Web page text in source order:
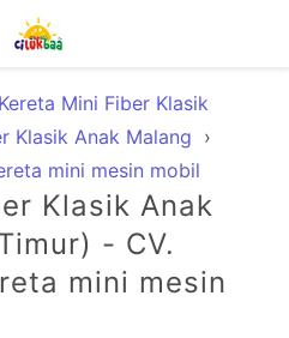
Kereta Mini Fiber Klasik
Klasik Anak Malang ›
mini mesin mobil
Klasik Anak
- CV.
mini mesin